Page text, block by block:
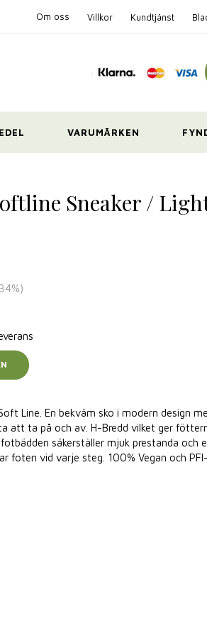
Om oss Villkor Kundtjänst
VARUMÄRKEN
Sneaker /
%)
Line. En bekväm sko i modern design
att ta på och av. H-Bredd vilket ger
säkerställer mjuk prestanda och
foten vid varje steg. 100% Vegan och